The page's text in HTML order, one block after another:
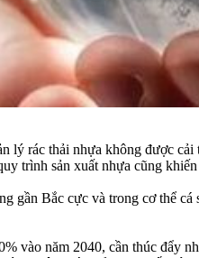
lý rác thải nhựa không được
trình sản xuất nhựa cũng
gần Bắc cực và trong cơ thể
vào năm 2040, cần thúc đẩy